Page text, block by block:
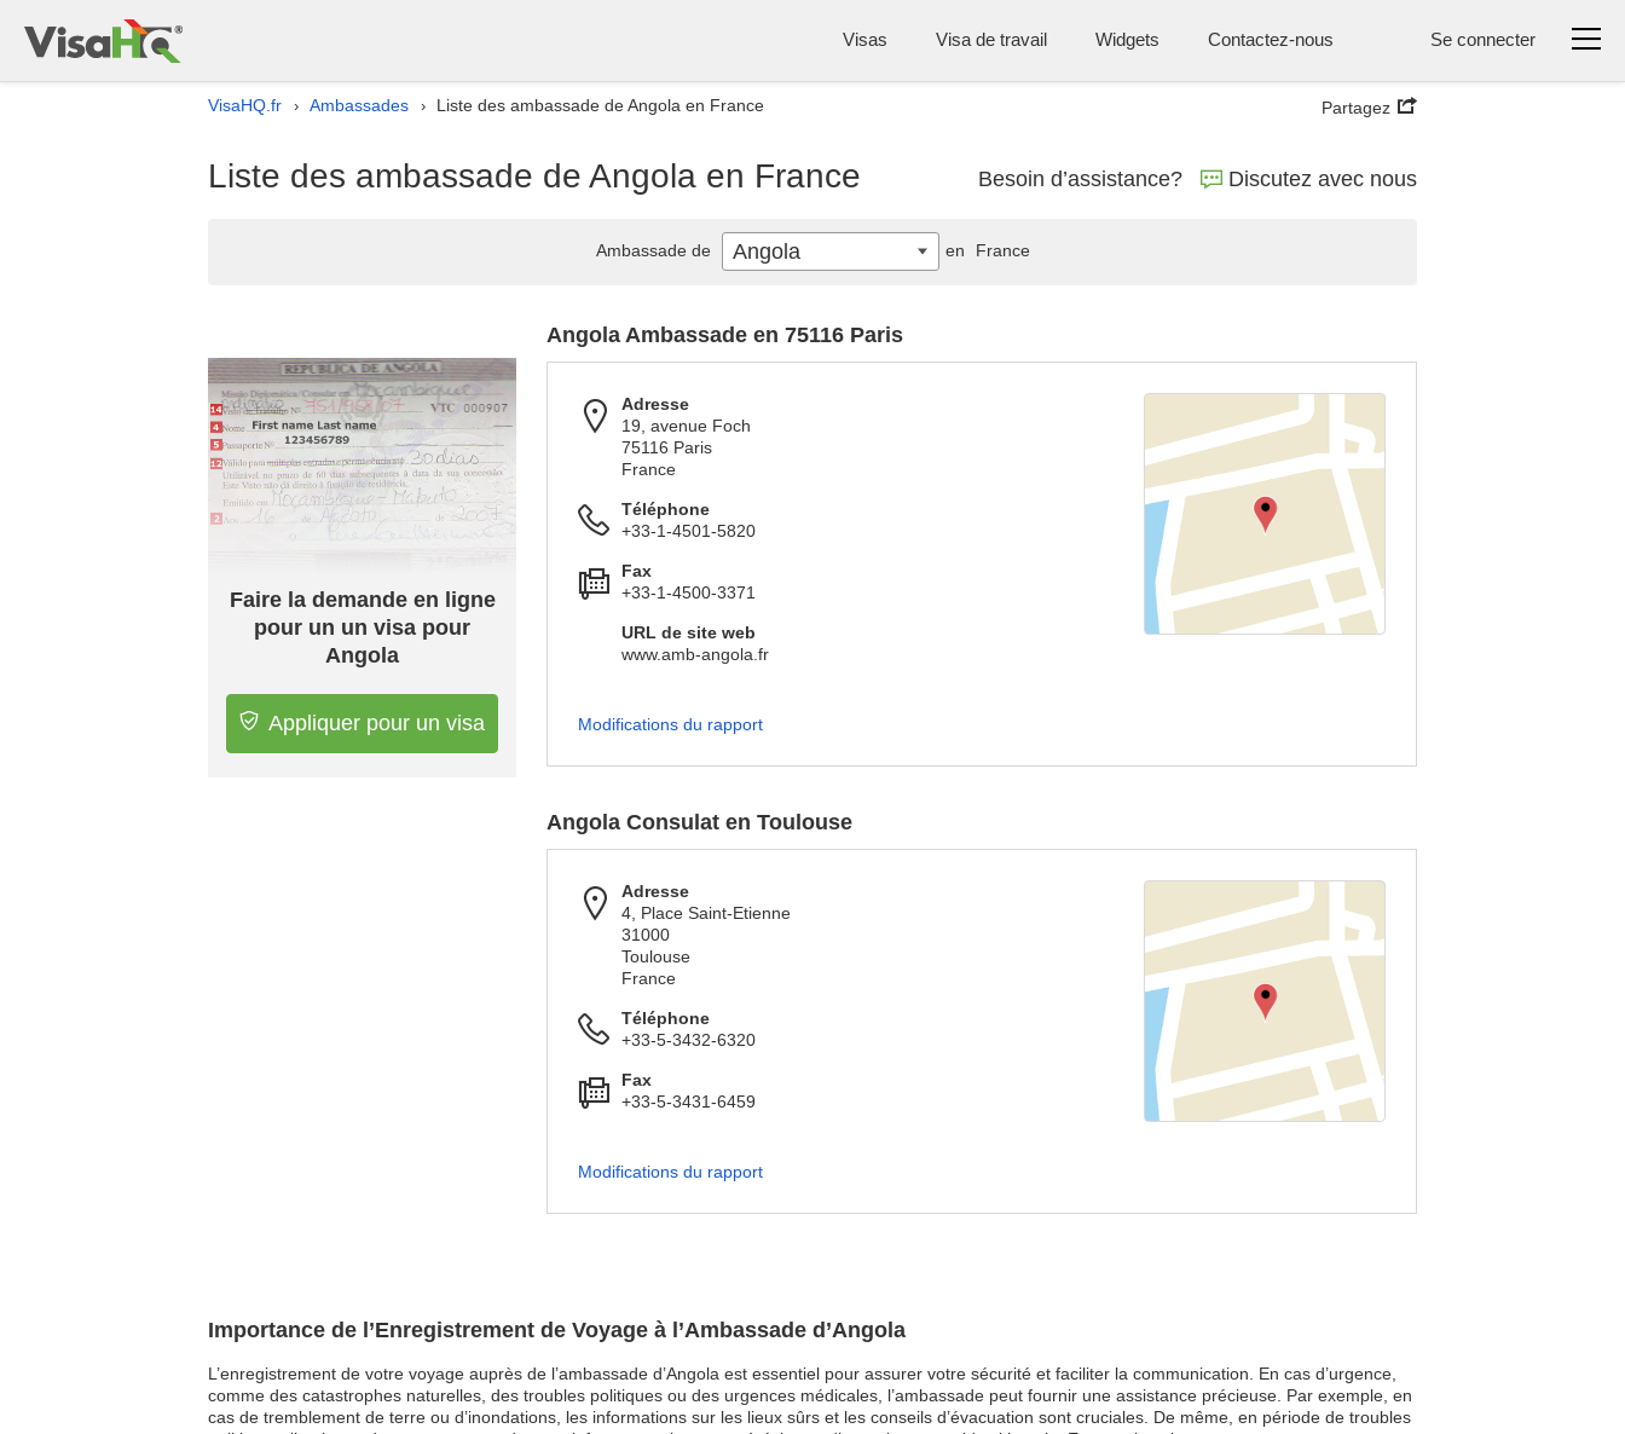
Visas Visa de travail Widgets Contactez-nous Se connecter
VisaHQ.fr › Ambassades › Liste des ambassade de Angola en France Partagez
Liste des ambassade de Angola en France Besoin d’assistance? Discutez avec nous
Importance de l’Enregistrement de Voyage à l’Ambassade d’Angola
L’enregistrement de votre voyage auprès de l’ambassade d’Angola est essentiel pour assurer votre sécurité et faciliter la communication. En cas d’urgence,
comme des catastrophes naturelles, des troubles politiques ou des urgences médicales, l’ambassade peut fournir une assistance précieuse. Par exemple, en
cas de tremblement de terre ou d’inondations, les informations sur les lieux sûrs et les conseils d’évacuation sont cruciales. De même, en période de troubles
Faire la demande en ligne
pour un un visa pour
Angola
Appliquer pour un visa
Angola Ambassade en 75116 Paris
Adresse
19, avenue Foch
75116 Paris
France
Téléphone
+33-1-4501-5820
Fax
+33-1-4500-3371
URL de site web
www.amb-angola.fr
Modifications du rapport
Angola Consulat en Toulouse
Adresse
4, Place Saint-Etienne
31000
Toulouse
France
Téléphone
+33-5-3432-6320
Fax
+33-5-3431-6459
Modifications du rapport
Ambassade de Angola en France